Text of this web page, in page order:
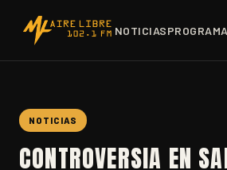
NOTICIAS
NOTICIAS
CONTROVERSIA EN